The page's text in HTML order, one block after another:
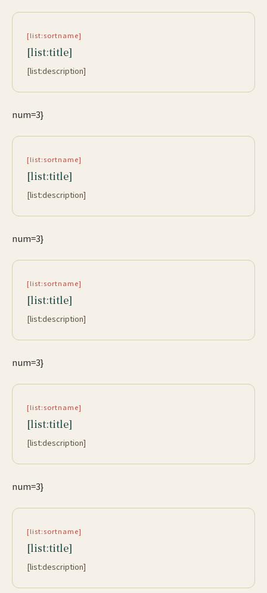
[list:sortname]
[list:title]
[list:description]
num=3}
[list:sortname]
[list:title]
[list:description]
num=3}
[list:sortname]
[list:title]
[list:description]
num=3}
[list:sortname]
[list:title]
[list:description]
num=3}
[list:sortname]
[list:title]
[list:description]